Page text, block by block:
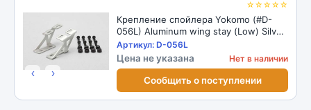
☆☆☆☆☆
‹ ›
Крепление спойлера Yokomo (#D-
056L) Aluminum wing stay (Low) Silver
for Drift
Артикул: D-056L
Цена не указана Нет в наличии
Сообщить о поступлении